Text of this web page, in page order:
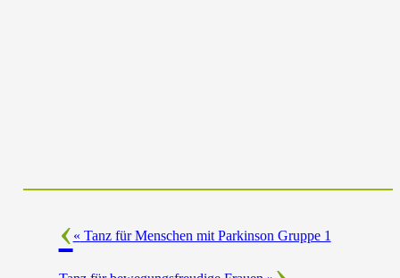
« Tanz für Menschen mit Parkinson Gruppe 1